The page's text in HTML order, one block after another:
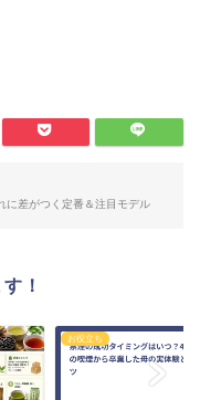
に差がつく定番＆注目モデル
！
お役立ち